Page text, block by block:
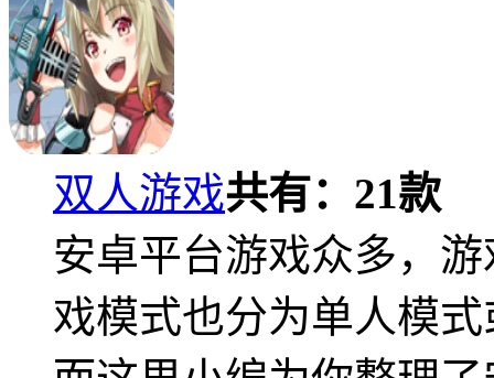
双人游戏共有： 21款
安卓平台游戏众多，
戏模式也分为单人模